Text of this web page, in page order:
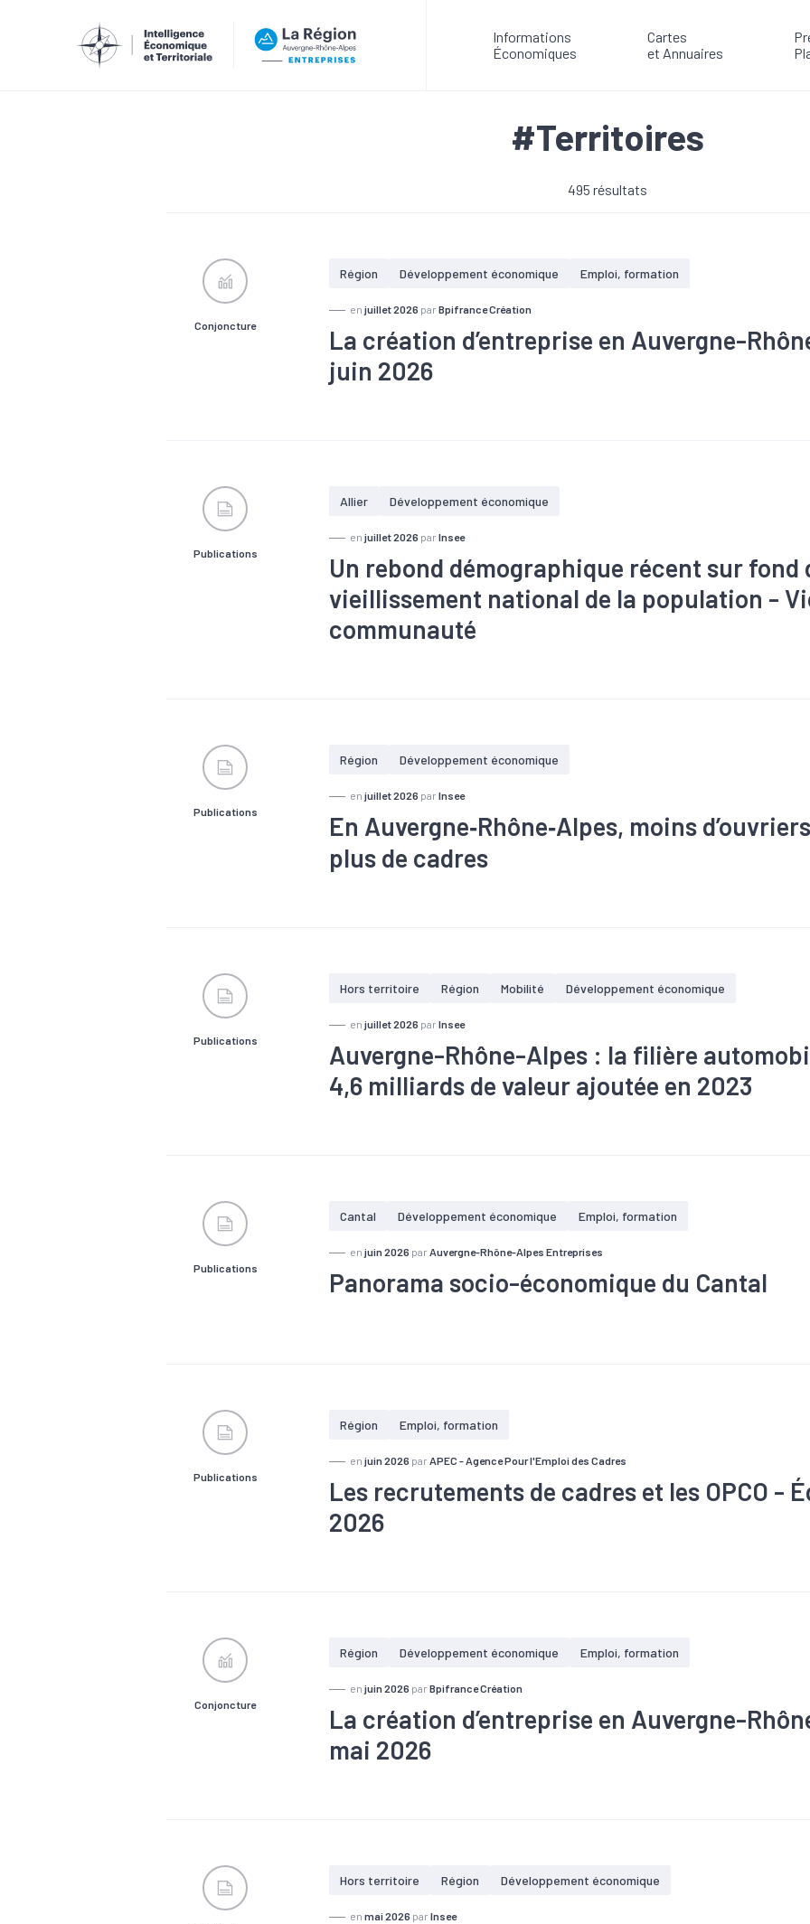
Informations
Économiques
Cartes
et Annuaires
#Territoires
495 résultats
Conjoncture
Région Développement économique Emploi, formation
en juillet 2026 par Bpifrance Création
La création d’entreprise en Auvergne-
juin 2026
Publications
Allier Développement économique
en juillet 2026 par Insee
Un rebond démographique récent sur fond
vieillissement national de la population -
communauté
Publications
Région Développement économique
en juillet 2026 par Insee
En Auvergne‑Rhône‑Alpes, moins
plus de cadres
Publications
Hors territoire Région Mobilité Développement économique
en juillet 2026 par Insee
Auvergne-Rhône-Alpes : la filière
4,6 milliards de valeur ajoutée en 2023
Publications
Cantal Développement économique Emploi, formation
en juin 2026 par Auvergne-Rhône-Alpes Entreprises
Panorama socio-économique du Cantal
Publications
Région Emploi, formation
en juin 2026 par APEC - Agence Pour l'Emploi des Cadres
Les recrutements de cadres et les OPCO -
2026
Conjoncture
Région Développement économique Emploi, formation
en juin 2026 par Bpifrance Création
La création d’entreprise en Auvergne-
mai 2026
Hors territoire Région Développement économique
en mai 2026 par Insee